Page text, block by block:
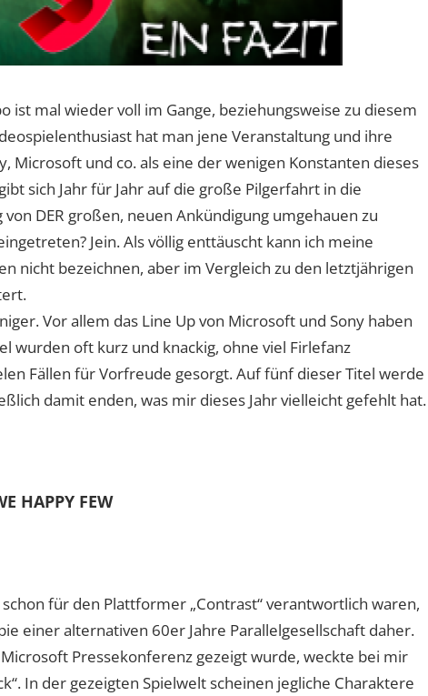
ist mal wieder voll im Gange, beziehungsweise zu diesem
hat man jene Veranstaltung und ihre
Microsoft und co. als eine der wenigen Konstanten dieses
sich Jahr für Jahr auf die große Pilgerfahrt in die
DER großen, neuen Ankündigung umgehauen zu
Jein. Als völlig enttäuscht kann ich meine
nicht bezeichnen, aber im Vergleich zu den letztjährigen
Vor allem das Line Up von Microsoft und Sony haben
wurden oft kurz und knackig, ohne viel Firlefanz
Fällen für Vorfreude gesorgt. Auf fünf dieser Titel werde
damit enden, was mir dieses Jahr vielleicht gefehlt hat.
HAPPY FEW
für den Plattformer „Contrast“ verantwortlich waren,
einer alternativen 60er Jahre Parallelgesellschaft daher.
Pressekonferenz gezeigt wurde, weckte bei mir
In der gezeigten Spielwelt scheinen jegliche Charaktere